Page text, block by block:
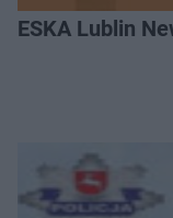
ESKA Lublin